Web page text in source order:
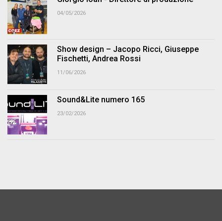
04/05/2026
Show design – Jacopo Ricci, Giuseppe
Fischetti, Andrea Rossi
11/06/2026
Sound&Lite numero 165
23/02/2026